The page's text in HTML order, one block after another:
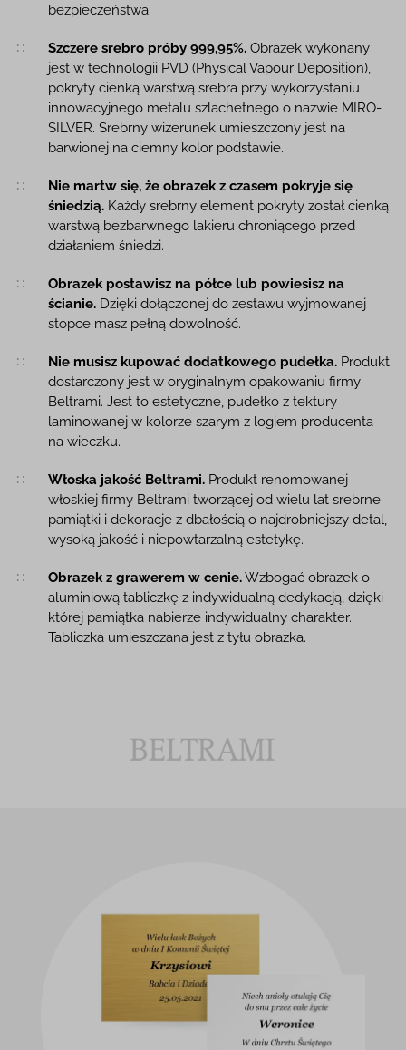
bezpieczeństwa.
Szczere srebro próby 999,95%.Obrazek wykonany
jest w technologii PVD (Physical Vapour Deposition),
pokryty cienką warstwą srebra przy wykorzystaniu
innowacyjnego metalu szlachetnego o nazwie MIRO-
SILVER. Srebrny wizerunek umieszczony jest na
barwionej na ciemny kolor podstawie.
Nie martw się, że obrazek z czasem pokryje się
śniedzią.Każdy srebrny element pokryty został cienką
warstwą bezbarwnego lakieru chroniącego przed
działaniem śniedzi.
Obrazek postawisz na półce lub powiesisz na
ścianie.Dzięki dołączonej do zestawu wyjmowanej
stopce masz pełną dowolność.
Nie musisz kupować dodatkowego pudełka.Produkt
dostarczony jest w oryginalnym opakowaniu firmy
Beltrami. Jest to estetyczne, pudełko z tektury
laminowanej w kolorze szarym z logiem producenta
na wieczku.
Włoska jakość Beltrami.Produkt renomowanej
włoskiej firmy Beltrami tworzącej od wielu lat srebrne
pamiątki i dekoracje z dbałością o najdrobniejszy detal,
wysoką jakość i niepowtarzalną estetykę.
Obrazek z grawerem w cenie.Wzbogać obrazek o
aluminiową tabliczkę z indywidualną dedykacją, dzięki
której pamiątka nabierze indywidualny charakter.
Tabliczka umieszczana jest z tyłu obrazka.